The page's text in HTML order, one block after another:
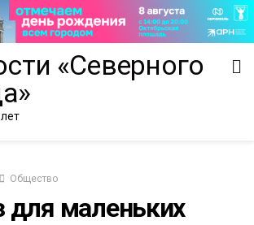
Общество
для маленьких